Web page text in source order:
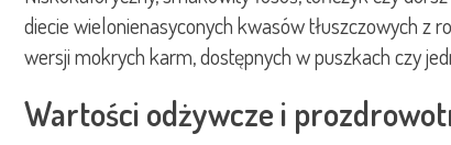
diecie wielonienasyconych kwasów tłuszczowych z
wersji mokrych karm, dostępnych w puszkach czy
Wartości odżywcze i